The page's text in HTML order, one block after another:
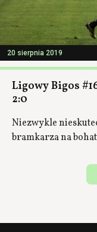
20 sierpnia 2019
Ligowy Bigos
2:0
Niezwykle
bramkarza na